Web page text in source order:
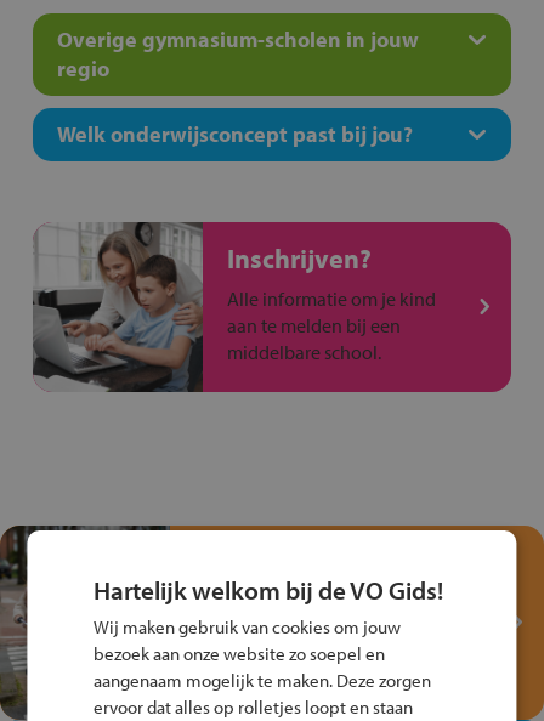
Overige gymnasium-scholen in jouw
regio
Welk onderwijsconcept past bij jou?
Inschrijven?
Alle informatie om je kind
aan te melden bij een
middelbare school.
Fiets Veilig
Verkeersspel!
Speel het Fiets Veilig Verkeersspel
en win een Cortina-fiets!
Hartelijk welkom bij de VO Gids!
Wij maken gebruik van cookies om jouw
bezoek aan onze website zo soepel en
aangenaam mogelijk te maken. Deze zorgen
ervoor dat alles op rolletjes loopt en staan